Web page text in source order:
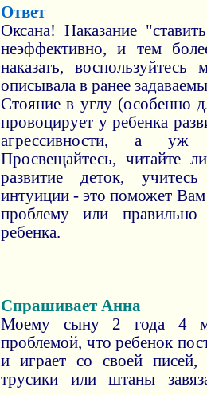
Ответ
Оксана! Наказание
неэффективно, и тем
наказать,
описывала в ранее
Стояние в углу (особенно
провоцирует у ребенка
агрессивности, а уж
Просвещайтесь, читайте
развитие деток,
интуиции - это поможет
проблему или правильно
ребенка.
Спрашивает Анна
Моему сыну 2 года 4
проблемой, что ребенок
и играет со своей
трусики или штаны